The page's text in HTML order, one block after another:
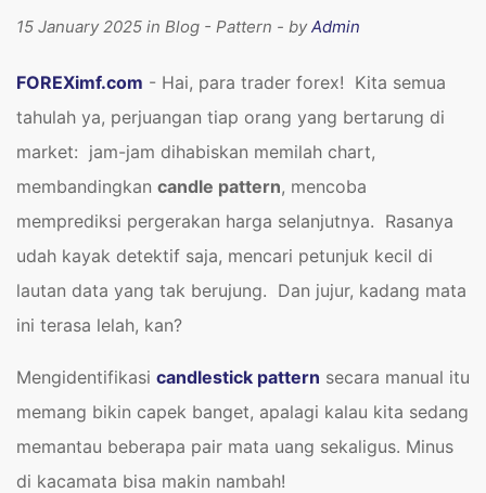
15 January 2025 in Blog - Pattern - byAdmin
FOREXimf.com - Hai, para trader forex! Kita semua
tahulah ya, perjuangan tiap orang yang bertarung di
market: jam-jam dihabiskan memilah chart,
membandingkan candle pattern, mencoba
memprediksi pergerakan harga selanjutnya. Rasanya
udah kayak detektif saja, mencari petunjuk kecil di
lautan data yang tak berujung. Dan jujur, kadang mata
ini terasa lelah, kan?
Mengidentifikasi candlestick pattern secara manual itu
memang bikin capek banget, apalagi kalau kita sedang
memantau beberapa pair mata uang sekaligus. Minus
di kacamata bisa makin nambah!